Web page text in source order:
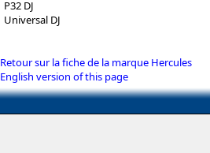
P32 DJ
Universal DJ
Retour sur la fiche de la marque Hercules
English version of this page